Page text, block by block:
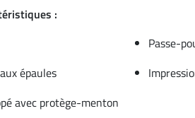
:
Passe-
épaules
avec protège-menton